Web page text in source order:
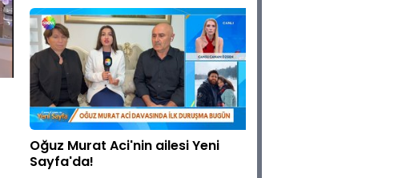
Oğuz Murat Aci'nin ailesi Yeni
Sayfa'da!